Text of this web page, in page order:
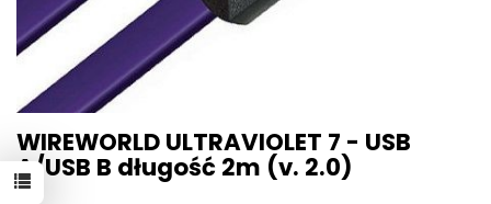
WIREWORLD ULTRAVIOLET 7 - USB
A/USB B długość 2m (v. 2.0)